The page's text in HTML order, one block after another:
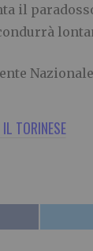
il
IL TORINESE